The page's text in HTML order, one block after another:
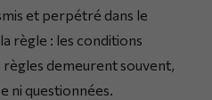
et perpétré dans le
règle : les conditions
règles demeurent souvent,
ni questionnées.